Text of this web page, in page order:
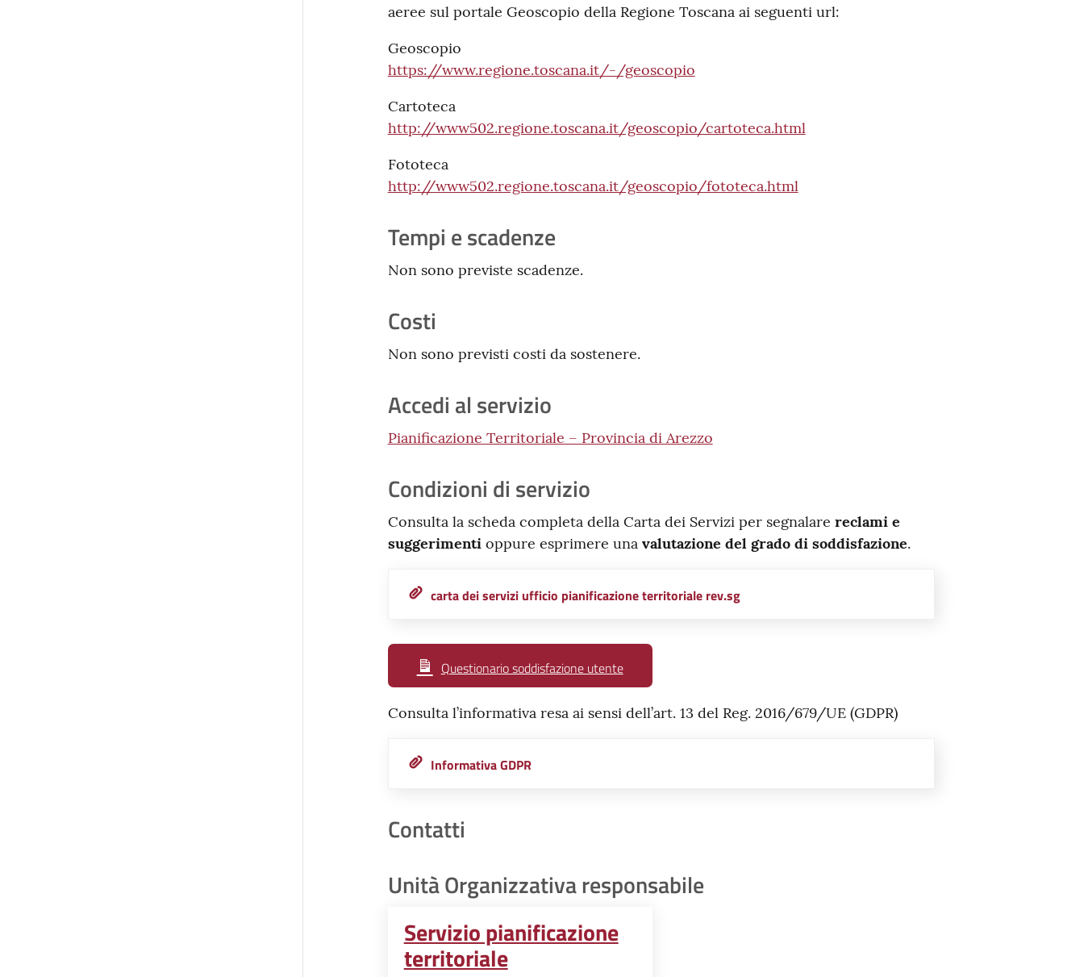
aeree sul portale Geoscopio della Regione Toscana ai seguenti url:
Geoscopio
https://www.regione.toscana.it/-/geoscopio
Cartoteca
http://www502.regione.toscana.it/geoscopio/cartoteca.html
Fototeca
http://www502.regione.toscana.it/geoscopio/fototeca.html
Tempi e scadenze
Non sono previste scadenze.
Costi
Non sono previsti costi da sostenere.
Accedi al servizio
Pianificazione Territoriale – Provincia di Arezzo
Condizioni di servizio
Consulta la scheda completa della Carta dei Servizi per segnalare reclami e
suggerimenti oppure esprimere una valutazione del grado di soddisfazione.
carta dei servizi ufficio pianificazione territoriale rev.sg
Questionario soddisfazione utente
Consulta l’informativa resa ai sensi dell’art. 13 del Reg. 2016/679/UE (GDPR)
Informativa GDPR
Contatti
Unità Organizzativa responsabile
Servizio pianificazione
territoriale